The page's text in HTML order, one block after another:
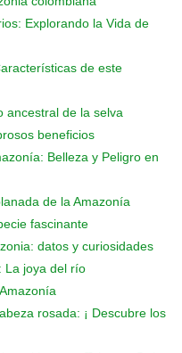
Explorando la Vida de
de este
ancestral de la selva
beneficios
Belleza y Peligro en
de la Amazonía
fascinante
datos y curiosidades
La joya del río
rosada: ¡ Descubre los